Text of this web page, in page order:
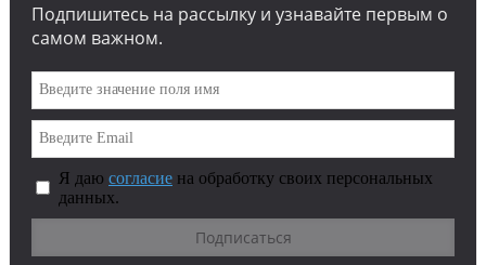
Подпишитесь на рассылку и узнавайте первым о
самом важном.
Я даю согласие на обработку своих персональных
данных.